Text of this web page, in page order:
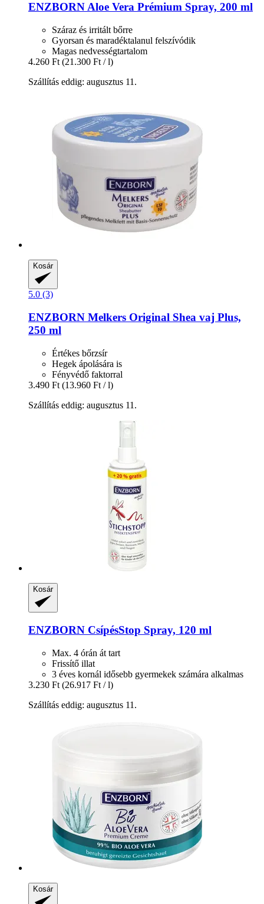
ENZBORN Aloe Vera Prémium Spray, 200 ml
Száraz és irritált bőrre
Gyorsan és maradéktalanul felszívódik
Magas nedvességtartalom
4.260 Ft (21.300 Ft / l)
Szállítás eddig: augusztus 11.
Kosár
5.0 (3)
ENZBORN Melkers Original Shea vaj Plus,
250 ml
Értékes bőrzsír
Hegek ápolására is
Fényvédő faktorral
3.490 Ft (13.960 Ft / l)
Szállítás eddig: augusztus 11.
Kosár
ENZBORN CsípésStop Spray, 120 ml
Max. 4 órán át tart
Frissítő illat
3 éves kornál idősebb gyermekek számára alkalmas
3.230 Ft (26.917 Ft / l)
Szállítás eddig: augusztus 11.
Kosár